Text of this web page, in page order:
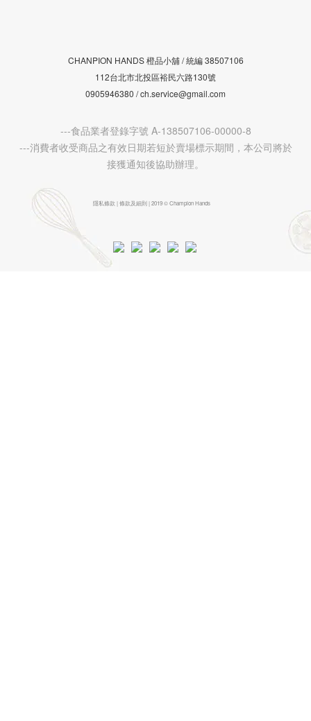
CHANPION HANDS 橙品小舖 /統編38507106
112台北市北投區裕民六路130號
0905946380 / ch.service@gmail.com
---食品業者登錄字號 A-138507106-00000-8
---消費者收受商品之有效日期若短於賣場標示期間，本公司將於
接獲通知後協助辦理。
隱私條款 | 條款及細則 | 2019 © Champion Hands